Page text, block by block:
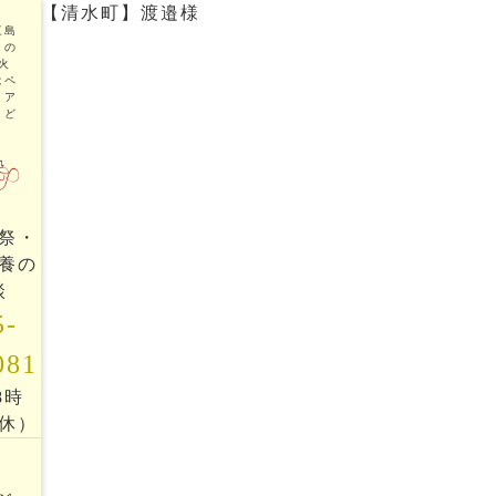
の
ペ
ど
・
の
）
【清水町】渡邉様